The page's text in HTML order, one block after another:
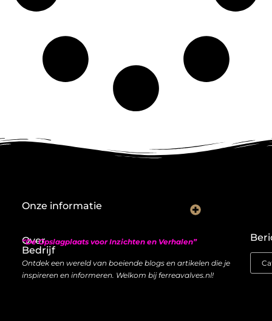
Over
Bedrijf
“De Opslagplaats voor Inzichten en Verhalen”
Ontdek een wereld van boeiende blogs en artikelen die je
inspireren en informeren. Welkom bij ferreavalves.nl!
Onze informatie